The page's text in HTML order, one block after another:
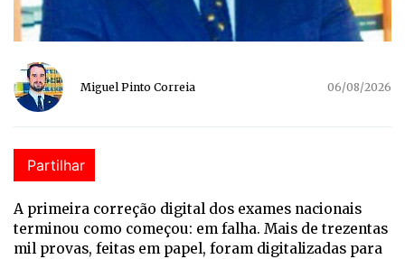
Miguel Pinto Correia 06/08/2026
Partilhar
A primeira correção digital dos exames nacionais
terminou como começou: em falha. Mais de trezentas
mil provas, feitas em papel, foram digitalizadas para